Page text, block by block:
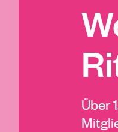
Über